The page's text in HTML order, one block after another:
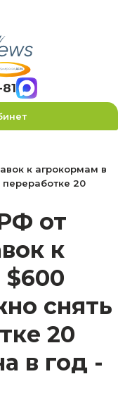
к агрокормам в
20
от
к
снять
20
в год -